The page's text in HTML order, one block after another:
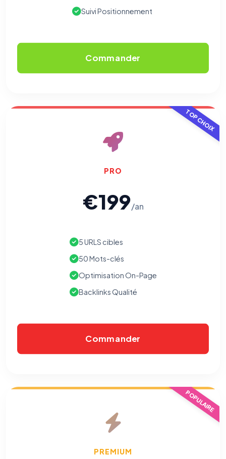
Suivi Positionnement
Commander
TOP CHOIX
PRO
€199/an
5 URLS cibles
50 Mots-clés
Optimisation On-Page
Backlinks Qualité
Commander
POPULAIRE
PREMIUM
TOUJOURS ACTIF
Nécessaires au fonctionnement du site : session, sécurité,
mémorisation de vos choix de consentement. Ils ne